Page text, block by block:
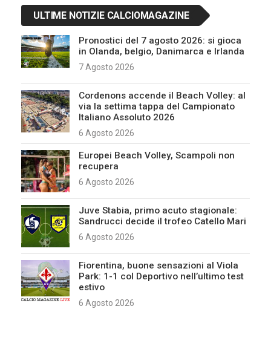
ULTIME NOTIZIE CALCIOMAGAZINE
Pronostici del 7 agosto 2026: si gioca
in Olanda, belgio, Danimarca e Irlanda
7 Agosto 2026
Cordenons accende il Beach Volley: al
via la settima tappa del Campionato
Italiano Assoluto 2026
6 Agosto 2026
Europei Beach Volley, Scampoli non
recupera
6 Agosto 2026
Juve Stabia, primo acuto stagionale:
Sandrucci decide il trofeo Catello Mari
6 Agosto 2026
Fiorentina, buone sensazioni al Viola
Park: 1-1 col Deportivo nell’ultimo test
estivo
6 Agosto 2026